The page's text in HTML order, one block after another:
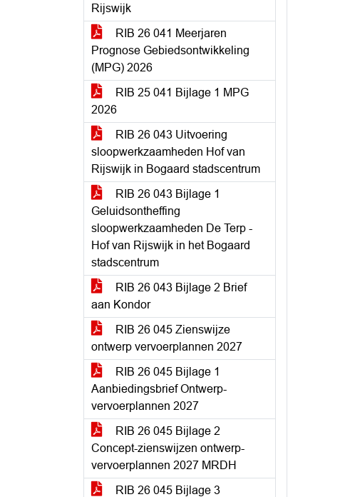
Rijswijk
RIB 26 041 Meerjaren
Prognose Gebiedsontwikkeling
(MPG) 2026
RIB 25 041 Bijlage 1 MPG
2026
RIB 26 043 Uitvoering
sloopwerkzaamheden Hof van
Rijswijk in Bogaard stadscentrum
RIB 26 043 Bijlage 1
Geluidsontheffing
sloopwerkzaamheden De Terp -
Hof van Rijswijk in het Bogaard
stadscentrum
RIB 26 043 Bijlage 2 Brief
aan Kondor
RIB 26 045 Zienswijze
ontwerp vervoerplannen 2027
RIB 26 045 Bijlage 1
Aanbiedingsbrief Ontwerp-
vervoerplannen 2027
RIB 26 045 Bijlage 2
Concept-zienswijzen ontwerp-
vervoerplannen 2027 MRDH
RIB 26 045 Bijlage 3